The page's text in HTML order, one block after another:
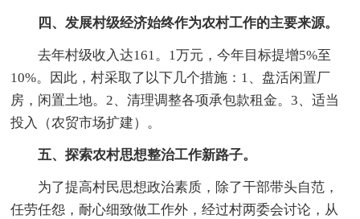
四、发展村级经济始终作为农村工作的主要来源。
去年村级收入达161。1万元，今年目标提增5%至
10%。因此，村采取了以下几个措施：1、盘活闲置厂
房，闲置土地。2、清理调整各项承包款租金。3、适当
投入（农贸市场扩建）。
五、探索农村思想整治工作新路子。
为了提高村民思想政治素质，除了干部带头自范，
任劳任怨，耐心细致做工作外，经过村两委会讨论，从